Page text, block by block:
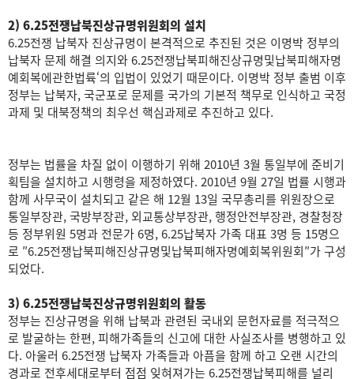
2) 6.25전쟁납북진상규명위원회의 설치
6.25전쟁 납북자 진상규명이 본격적으로 추진된 것은 이명박 정부의
납북자 문제 해결 의지와 6.25전쟁납북피해진상규명및납북피해자명
예회복에관한법륙‘의 입법이 있었기 때문이다. 이명박 정부 출범 이후
정부는 납북자, 국군포로 문제를 국가의 기본적 책무로 인식하고 국정
과제 및 대북정책의 최우선 핵심과제로 추진하고 있다.
정부는 법률을 차질 없이 이행하기 위해 2010년 3월 통일부에 준비기
획팀을 설치하고 시행령을 제정하였다. 2010년 9월 27일 법률 시행과
함께 사무국이 설치되고 같은 해 12월 13일 국무총리를 위원장으로
통일부장관, 국방부장관, 외교통상부장관, 행정안전부장관, 경찰청장
등 정부위원 5명과 전문가 6명, 6.25납북자 가족 대표 3명 등 15명으
로 ″6.25전쟁납북피해진상규명및납북피해자명예회복위원회″가 구성
되었다.
3) 6.25전쟁납북진상규명위원회의 활동
정부는 진상규명을 위해 납북과 관련된 국내외 문헌자료를 적극적으
로 발굴하는 한편, 피해가족들의 신고에 대한 사실조사를 병행하고 있
다. 아울러 6.25전쟁 납북자 가족들과 아픔을 함께 하고 오랜 시간의
경과로 전후세대로부터 점점 잊혀져가는 6.25전쟁납북피해를 널리